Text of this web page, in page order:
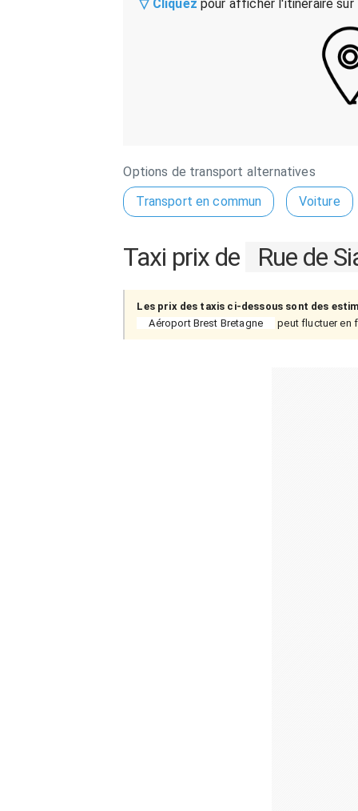
▽ Cliquez pour afficher l'itinéraire
Options de transport alternatives
Transport en commun
Voiture
Taxi prix de Rue de
Les prix des taxis ci-dessous sont des
Aéroport Brest Bretagne
peut fluctuer en